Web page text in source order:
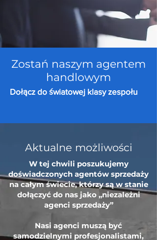
Zostań naszym agentem
handlowym
Dołącz do światowej klasy zespołu
Aktualne możliwości
W tej chwili poszukujemy
doświadczonych agentów sprzedaży
na całym świecie, którzy są w stanie
dołączyć do nas jako „niezależni
agenci sprzedaży”
Nasi agenci muszą być
samodzielnymi profesjonalistami,